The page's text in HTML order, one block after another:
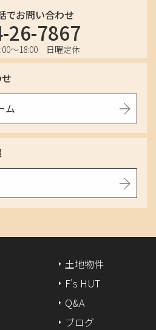
でお問い合わせ
26-7867
〜18:00 日曜定休
ム
土地物件
F's HUT
Q&A
ブログ